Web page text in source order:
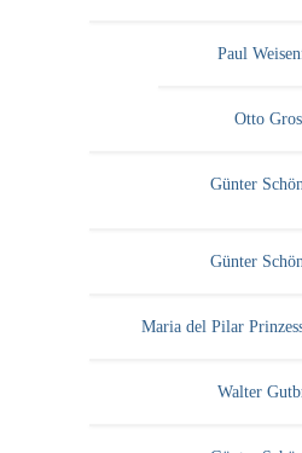
Paul
Otto
Günter
Günter
Maria del Pilar
Walter